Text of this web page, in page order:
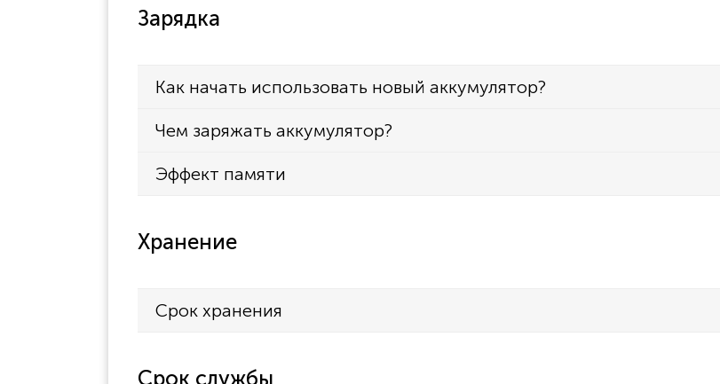
Зарядка
Как начать использовать новый аккумулятор?
Чем заряжать аккумулятор?
Эффект памяти
Хранение
Срок хранения
Срок службы